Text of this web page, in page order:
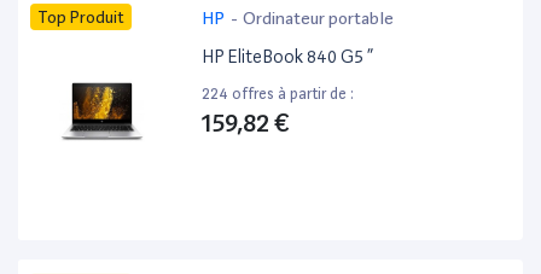
Top Produit HP - Ordinateur portable
HP EliteBook 840 G5 ”
224 offres à partir de :
159,82 €